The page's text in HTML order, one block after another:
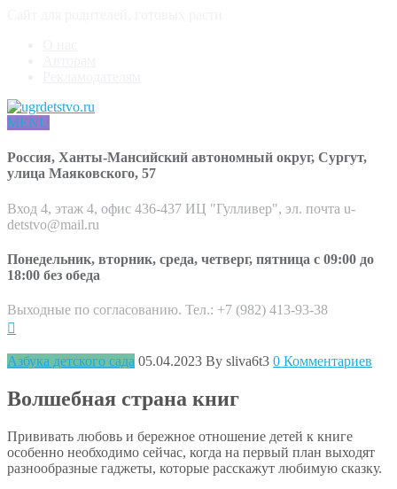
MENU
Россия, Ханты-Мансийский автономный округ, Сургут,
улица Маяковского, 57
Вход 4, этаж 4, офис 436-437 ИЦ "Гулливер", эл. почта u-
detstvo@mail.ru
Понедельник, вторник, среда, четверг, пятница с 09:00 до
18:00 без обеда
Выходные по согласованию. Тел.: +7 (982) 413-93-38
Азбука детского сада 05.04.2023 By sliva6t3 0 Комментариев
Волшебная страна книг
Прививать любовь и бережное отношение детей к книге
особенно необходимо сейчас, когда на первый план выходят
разнообразные гаджеты, которые расскажут любимую сказку.